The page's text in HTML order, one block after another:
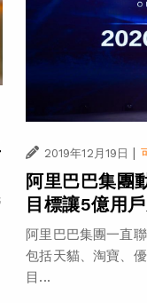
2019年12月19日 |
阿里巴巴集團
目標讓5億用
阿里巴巴集團一直
包括天貓、淘寶、
目...